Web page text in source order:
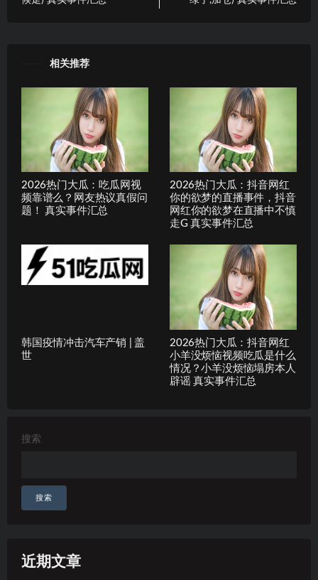
相关推荐
2026热门大瓜：吃瓜网视
频靠谱么？网友热议真假问
题！ 真实事件汇总
2026热门大瓜：抖音网红
你的欲梦的直播事件，抖音
网红你的欲梦在直播中不慎
走G 真实事件汇总
韩国疫情冲击汽车产销 | 盖
世
2026热门大瓜：抖音网红
小羊没烦恼视频吃瓜是什么
情况？小羊没烦恼塌房本人
辟谣 真实事件汇总
搜索
搜索
近期文章